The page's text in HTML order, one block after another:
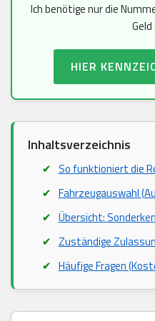
Ich benötige nur die
HIER
Inhaltsverzeichnis
So funktioniert die
Fahrzeugauswahl
Übersicht:
Zuständige
Häufige Fragen